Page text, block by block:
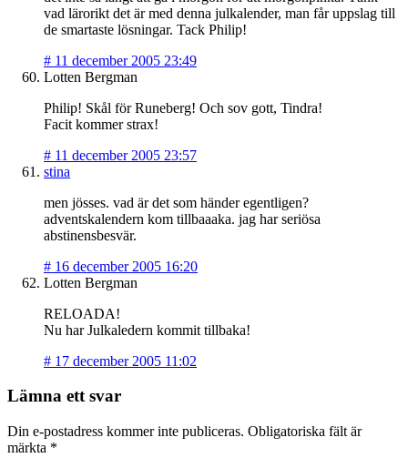
vad lärorikt det är med denna julkalender, man får uppslag till
de smartaste lösningar. Tack Philip!
# 11 december 2005 23:49
Lotten Bergman
Philip! Skål för Runeberg! Och sov gott, Tindra!
Facit kommer strax!
# 11 december 2005 23:57
stina
men jösses. vad är det som händer egentligen?
adventskalendern kom tillbaaaka. jag har seriösa
abstinensbesvär.
# 16 december 2005 16:20
Lotten Bergman
RELOADA!
Nu har Julkaledern kommit tillbaka!
# 17 december 2005 11:02
Lämna ett svar
Din e-postadress kommer inte publiceras. Obligatoriska fält är
märkta *